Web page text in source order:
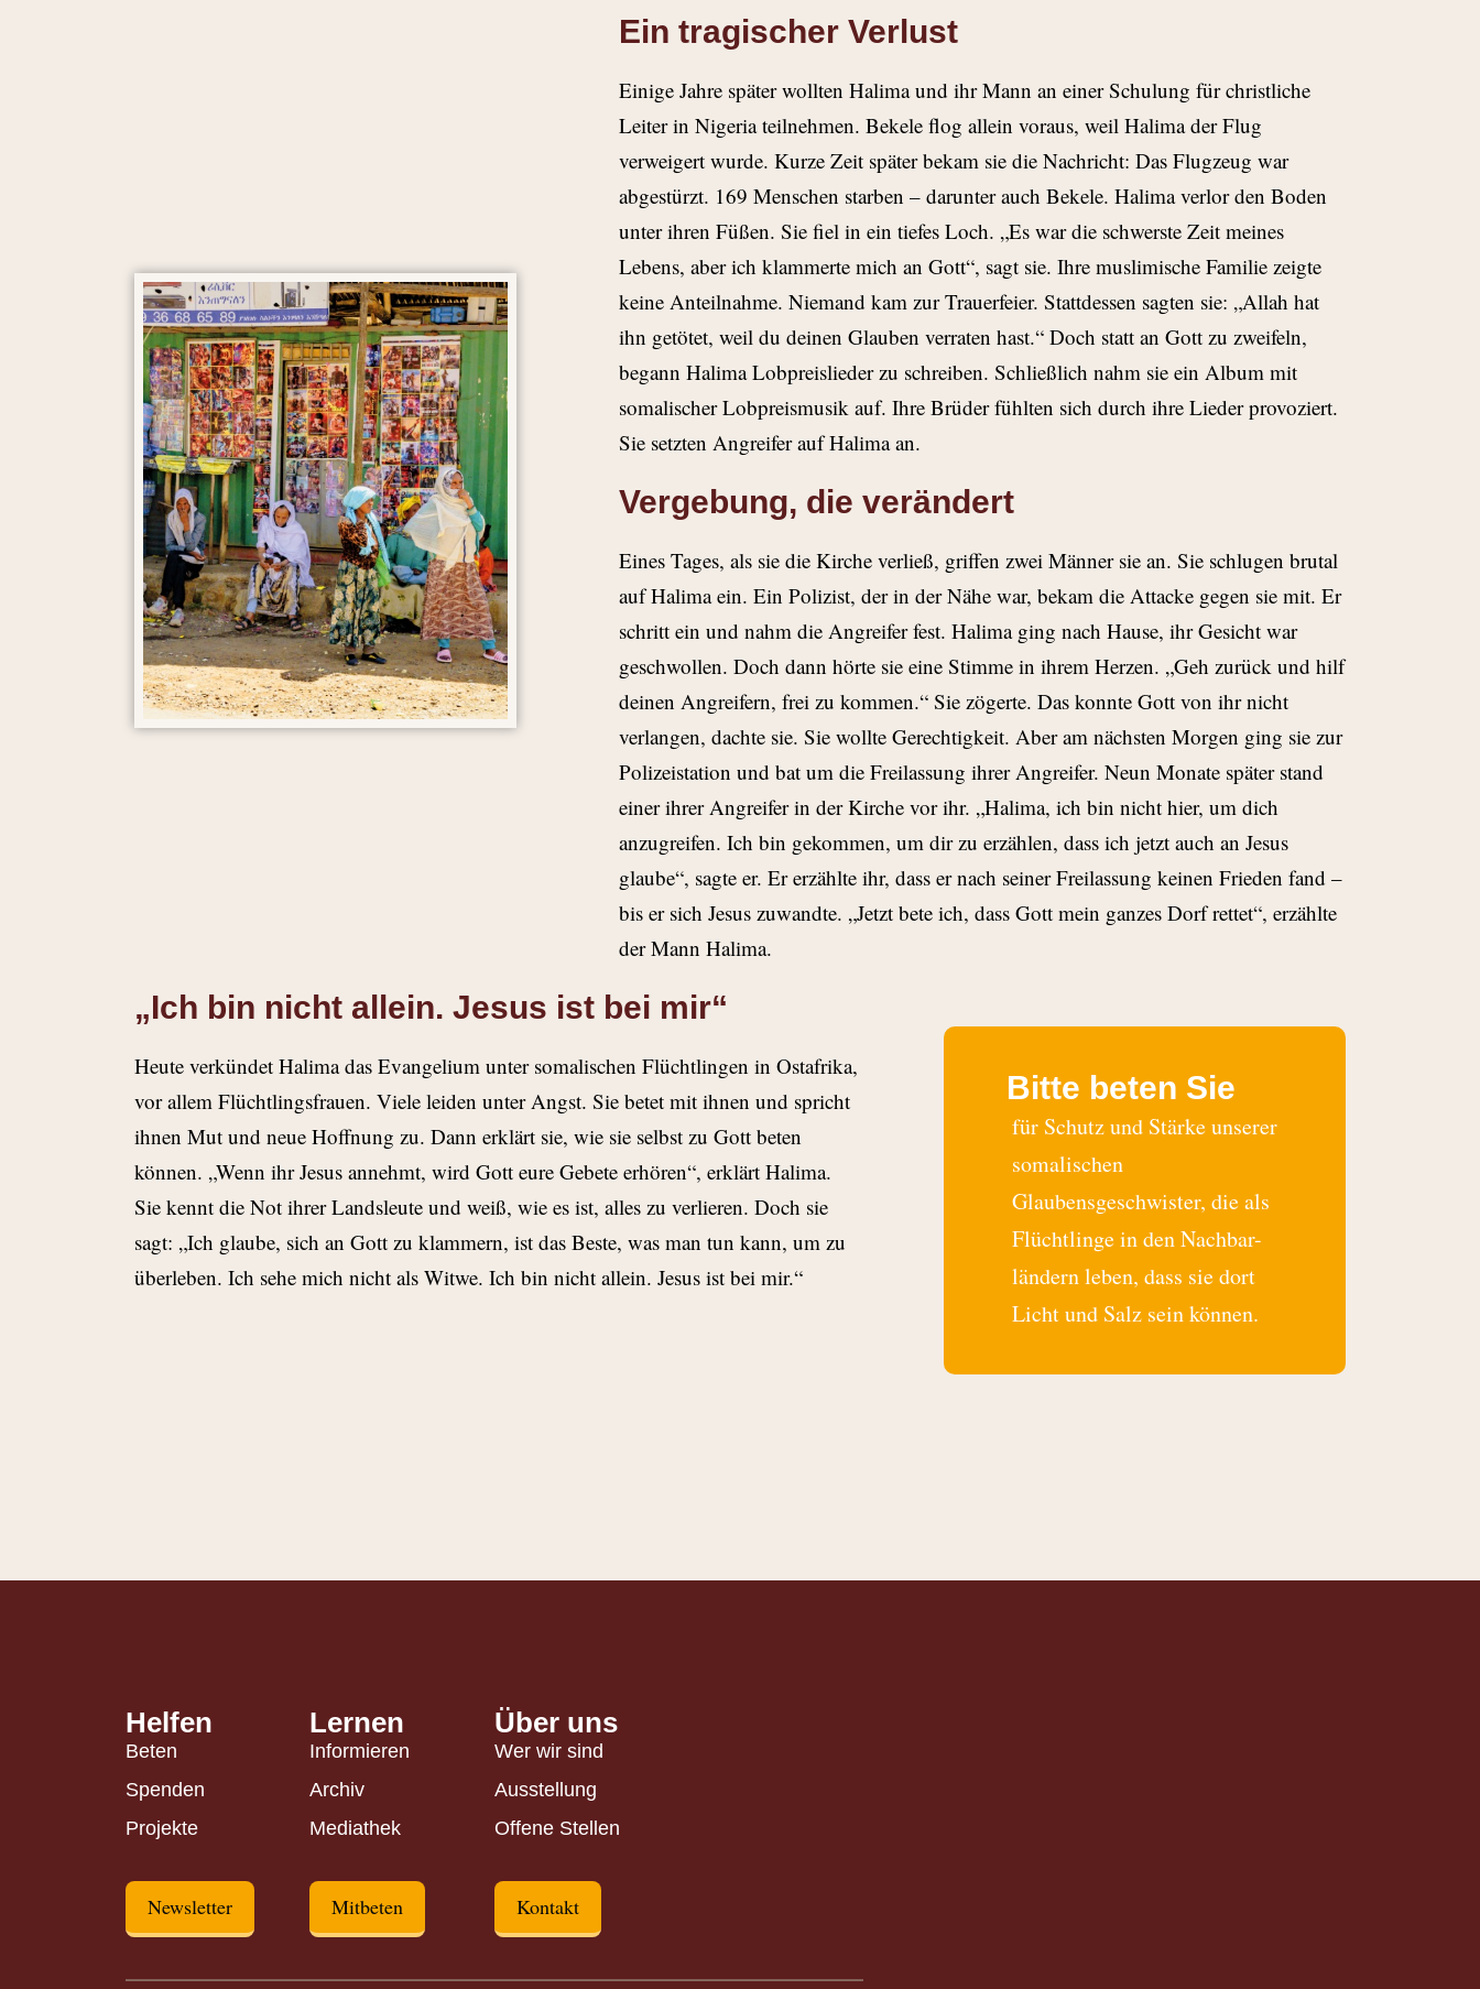
Ein tragischer Verlust
Einige Jahre später wollten Halima und ihr Mann an einer Schulung für christliche
Leiter in Nigeria teilnehmen. Bekele flog allein voraus, weil Halima der Flug
verweigert wurde. Kurze Zeit später bekam sie die Nachricht: Das Flugzeug war
abgestürzt. 169 Menschen starben – darunter auch Bekele. Halima verlor den Boden
unter ihren Füßen. Sie fiel in ein tiefes Loch. „Es war die schwerste Zeit meines
Lebens, aber ich klammerte mich an Gott“, sagt sie. Ihre muslimische Familie zeigte
keine Anteilnahme. Niemand kam zur Trauerfeier. Stattdessen sagten sie: „Allah hat
ihn getötet, weil du deinen Glauben verraten hast.“ Doch statt an Gott zu zweifeln,
begann Halima Lobpreislieder zu schreiben. Schließlich nahm sie ein Album mit
somalischer Lobpreismusik auf. Ihre Brüder fühlten sich durch ihre Lieder provoziert.
Sie setzten Angreifer auf Halima an.
Vergebung, die verändert
Eines Tages, als sie die Kirche verließ, griffen zwei Männer sie an. Sie schlugen brutal
auf Halima ein. Ein Polizist, der in der Nähe war, bekam die Attacke gegen sie mit. Er
schritt ein und nahm die Angreifer fest. Halima ging nach Hause, ihr Gesicht war
geschwollen. Doch dann hörte sie eine Stimme in ihrem Herzen. „Geh zurück und hilf
deinen Angreifern, frei zu kommen.“ Sie zögerte. Das konnte Gott von ihr nicht
verlangen, dachte sie. Sie wollte Gerechtigkeit. Aber am nächsten Morgen ging sie zur
Polizeistation und bat um die Freilassung ihrer Angreifer. Neun Monate später stand
einer ihrer Angreifer in der Kirche vor ihr. „Halima, ich bin nicht hier, um dich
anzugreifen. Ich bin gekommen, um dir zu erzählen, dass ich jetzt auch an Jesus
glaube“, sagte er. Er erzählte ihr, dass er nach seiner Freilassung keinen Frieden fand –
bis er sich Jesus zuwandte. „Jetzt bete ich, dass Gott mein ganzes Dorf rettet“, erzählte
der Mann Halima.
„Ich bin nicht allein. Jesus ist bei mir“
Heute verkündet Halima das Evangelium unter somalischen Flüchtlingen in Ostafrika,
vor allem Flüchtlingsfrauen. Viele leiden unter Angst. Sie betet mit ihnen und spricht
ihnen Mut und neue Hoffnung zu. Dann erklärt sie, wie sie selbst zu Gott beten
können. „Wenn ihr Jesus annehmt, wird Gott eure Gebete erhören“, erklärt Halima.
Sie kennt die Not ihrer Landsleute und weiß, wie es ist, alles zu verlieren. Doch sie
sagt: „Ich glaube, sich an Gott zu klammern, ist das Beste, was man tun kann, um zu
überleben. Ich sehe mich nicht als Witwe. Ich bin nicht allein. Jesus ist bei mir.“
Bitte beten Sie
für Schutz und Stärke unserer
somalischen
Glaubensgeschwister, die als
Flüchtlinge in den Nachbar-
ländern leben, dass sie dort
Licht und Salz sein können.
Helfen
Beten
Spenden
Projekte
Newsletter
Lernen
Informieren
Archiv
Mediathek
Mitbeten
Über uns
Wer wir sind
Ausstellung
Offene Stellen
Kontakt